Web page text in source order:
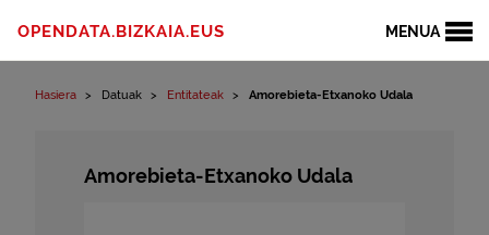
MENUA
OPENDATA.BIZKAIA.EUS
Hasiera Datuak Entitateak Amorebieta-Etxanoko Udala
Amorebieta-Etxanoko Udala